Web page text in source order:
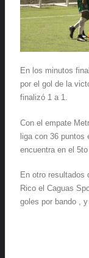
En los minutos
por el gol de la
finalizó 1 a 1.
Con el empate
liga con 36 puntos
encuentra en el
En otro resultados
Rico el Caguas
goles por bando ,